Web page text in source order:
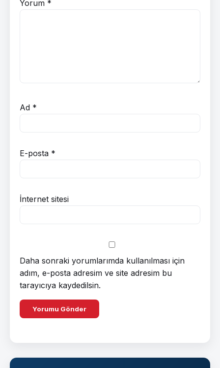
Yorum *
Ad *
E-posta *
İnternet sitesi
Daha sonraki yorumlarımda kullanılması için
adım, e-posta adresim ve site adresim bu
tarayıcıya kaydedilsin.